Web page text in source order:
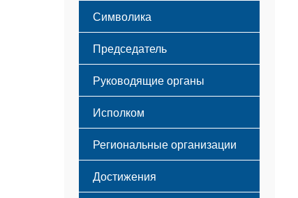
Принципы деятельности
Структура
Мероприятия
Символика
Флаг
Герб
Гимн
Председатель
Руководящие органы
Исполком
Региональные организации
Достижения